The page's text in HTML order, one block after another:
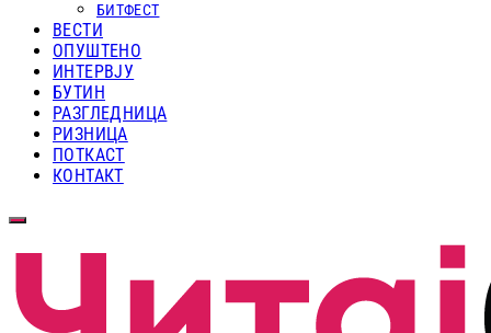
БИТФЕСТ
ВЕСТИ
ОПУШТЕНО
ИНТЕРВЈУ
БУТИН
РАЗГЛЕДНИЦА
РИЗНИЦА
ПОТКАСТ
КОНТАКТ